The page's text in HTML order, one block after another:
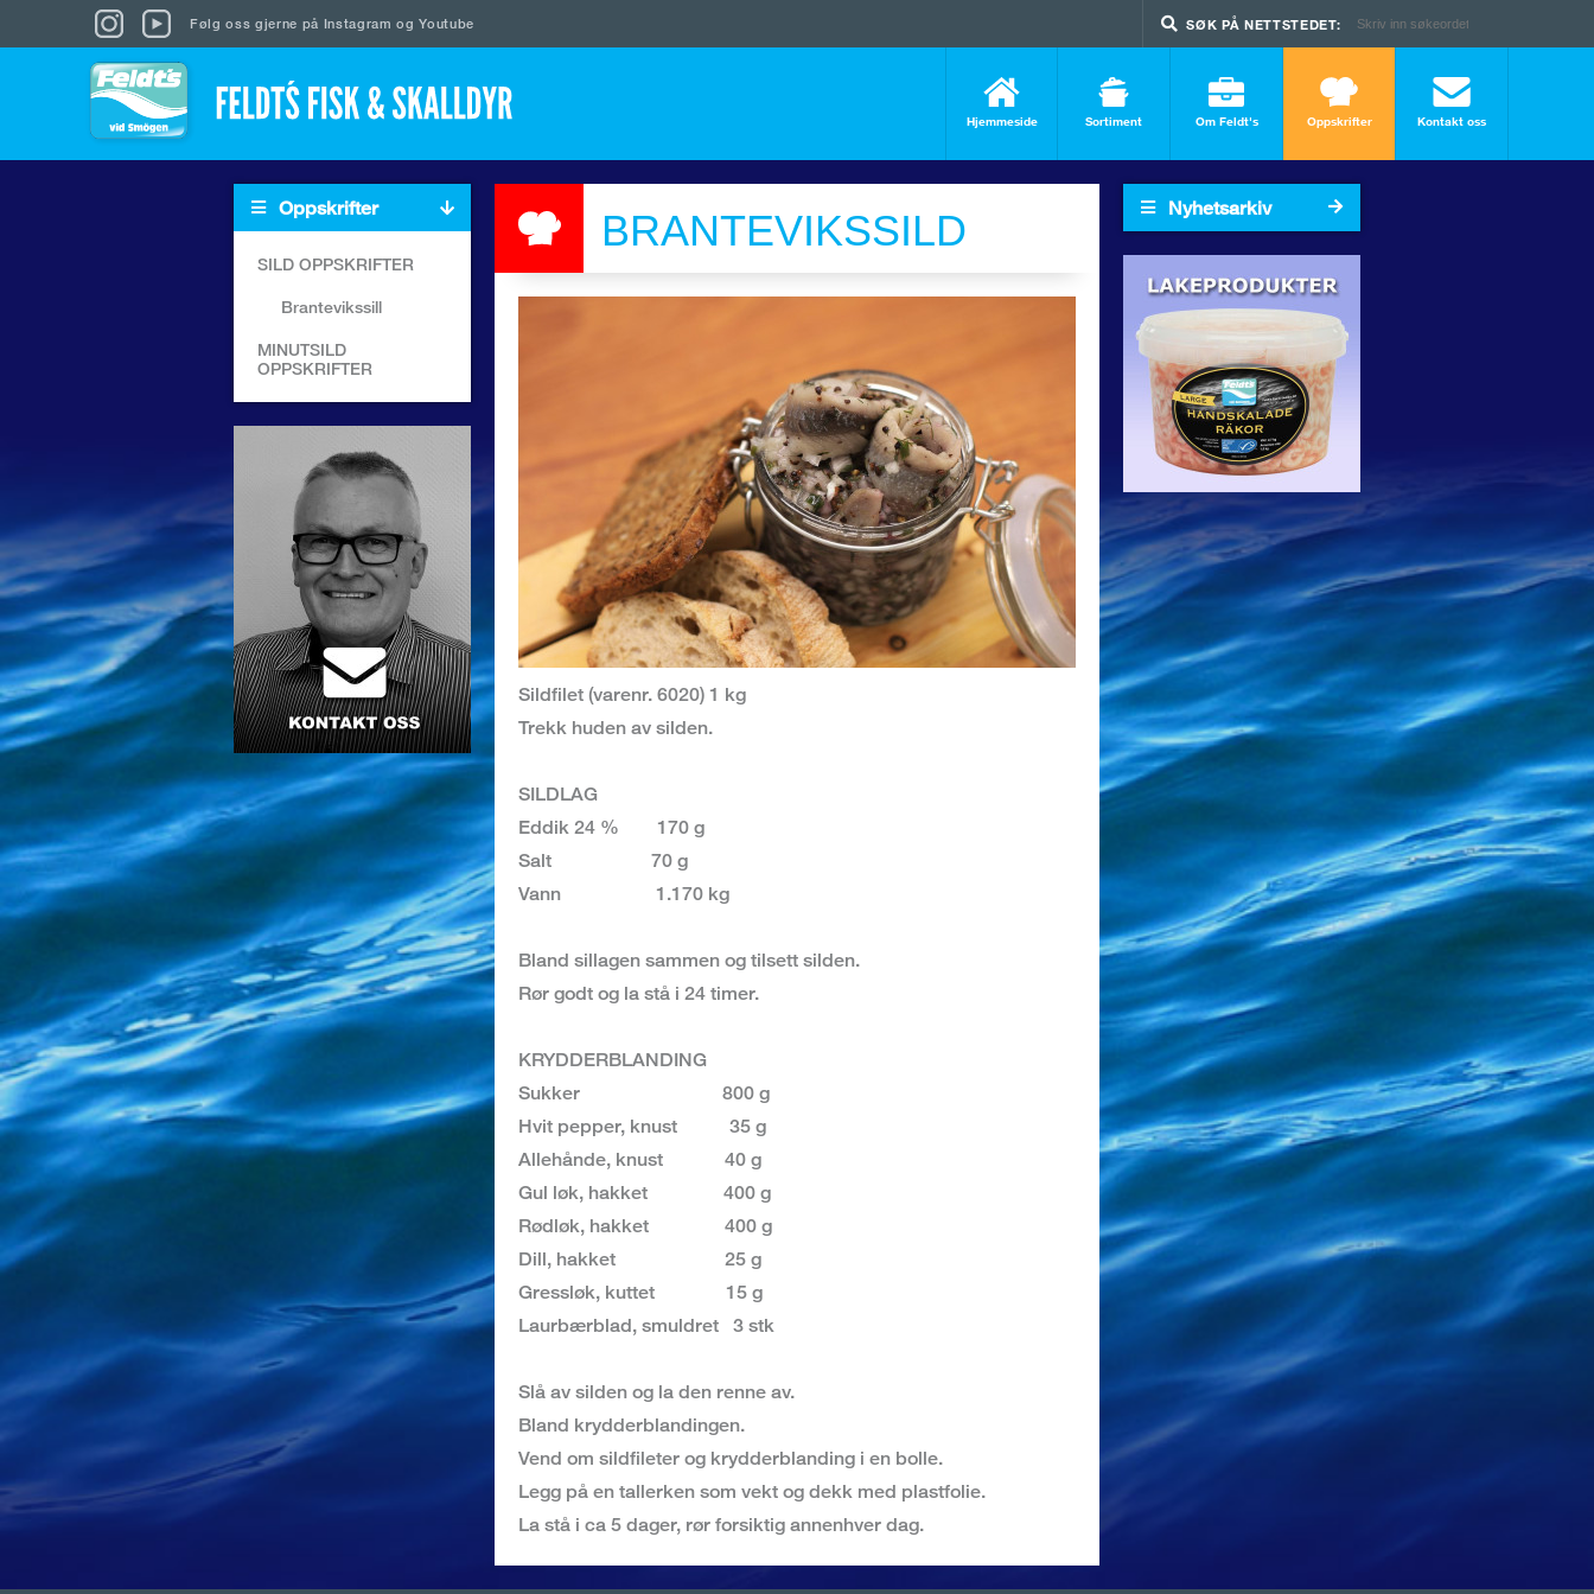
Følg oss gjerne på Instagram ogYoutube SØK PÅ NETTSTEDET:
Hjemmeside Sortiment Om Feldt's Oppskrifter Kontakt oss
Oppskrifter
SILD OPPSKRIFTER
Brantevikssill
MINUTSILD
OPPSKRIFTER
BRANTEVIKSSILD
Sildfilet (varenr. 6020) 1 kg
Trekk huden av silden.
SILDLAG
Eddik 24 % 170 g
Salt 70 g
Vann 1.170 kg
Bland sillagen sammen og tilsett silden.
Rør godt og la stå i 24 timer.
KRYDDERBLANDING
Sukker 800 g
Hvit pepper, knust 35 g
Allehånde, knust 40 g
Gul løk, hakket 400 g
Rødløk, hakket 400 g
Dill, hakket 25 g
Gressløk, kuttet 15 g
Laurbærblad, smuldret 3 stk
Slå av silden og la den renne av.
Bland krydderblandingen.
Vend om sildfileter og krydderblanding i en bolle.
Legg på en tallerken som vekt og dekk med plastfolie.
La stå i ca 5 dager, rør forsiktig annenhver dag.
Nyhetsarkiv
SØK I ARKIVET